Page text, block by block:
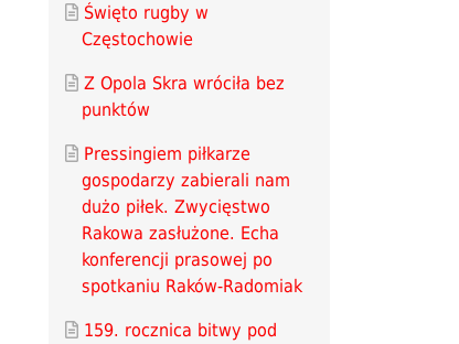
Święto rugby w
Częstochowie
Z Opola Skra wróciła bez
punktów
Pressingiem piłkarze
gospodarzy zabierali nam
dużo piłek. Zwycięstwo
Rakowa zasłużone. Echa
konferencji prasowej po
spotkaniu Raków-Radomiak
159. rocznica bitwy pod